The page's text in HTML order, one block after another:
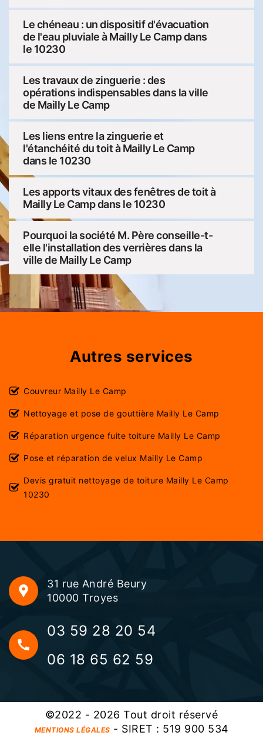
Le chéneau : un dispositif d'évacuation
de l'eau pluviale à Mailly Le Camp dans
le 10230
Les travaux de zinguerie : des
opérations indispensables dans la ville
de Mailly Le Camp
Les liens entre la zinguerie et
l'étanchéité du toit à Mailly Le Camp
dans le 10230
Les apports vitaux des fenêtres de toit à
Mailly Le Camp dans le 10230
Pourquoi la société M. Père conseille-t-
elle l'installation des verrières dans la
ville de Mailly Le Camp
Autres services
Couvreur Mailly Le Camp
Nettoyage et pose de gouttière Mailly Le Camp
Réparation urgence fuite toiture Mailly Le Camp
Pose et réparation de velux Mailly Le Camp
Devis gratuit nettoyage de toiture Mailly Le Camp
10230
31 rue André Beury
10000 Troyes
03 59 28 20 54
06 18 65 62 59
©2022 - 2026 Tout droit réservé
MENTIONS LÉGALES - SIRET : 519 900 534